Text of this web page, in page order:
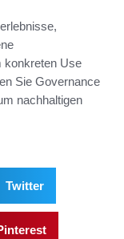
konkreten Use
Sie Governance
nachhaltigen
Twitter